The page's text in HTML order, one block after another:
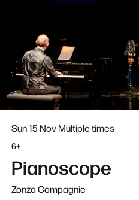
Pianoscope
Zonzo Compagnie
6+
Sun 15 NovMultiple times